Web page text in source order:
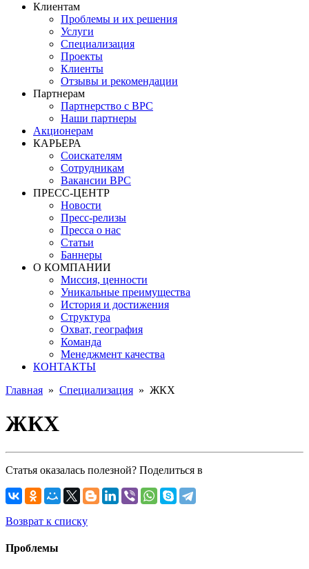
Клиентам
Проблемы и их решения
Услуги
Специализация
Проекты
Клиенты
Отзывы и рекомендации
Партнерам
Партнерство с BPC
Наши партнеры
Акционерам
КАРЬЕРА
Соискателям
Сотрудникам
Вакансии BPC
ПРЕСС-ЦЕНТР
Новости
Пресс-релизы
Пресса о нас
Статьи
Баннеры
О КОМПАНИИ
Миссия, ценности
Уникальные преимущества
История и достижения
Структура
Охват, география
Команда
Менеджмент качества
КОНТАКТЫ
Главная » Специализация » ЖКХ
ЖКХ
Статья оказалась полезной? Поделиться в
Возврат к списку
Проблемы